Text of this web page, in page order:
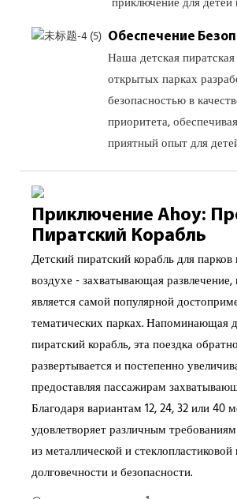
Обеспечение
Наша детская
открытых парках
безопасностью в
приоритета,
приятный опыт для
Приключение Ahoy:
Пиратский Корабль
Детский пиратский корабль для
воздухе - захватывающая развлечение,
является самой популярной
тематических парках. Напоминающая
пиратский корабль, эта поездка обратно
развертывается и постепенно
предоставляя пассажирам
Благодаря вариантам 12, 24, 32 или 40
удовлетворяет различным требованиям
из металлической и
долговечности и безопасности.